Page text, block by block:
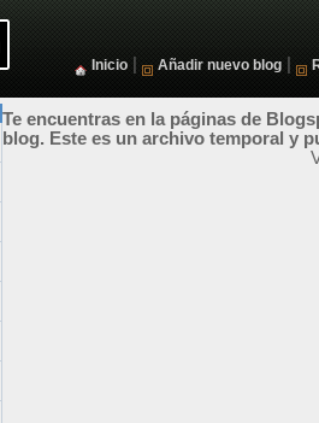
Inicio Añadir nuevo blog
Te encuentras en la páginas de
blog. Este es un archivo temporal y